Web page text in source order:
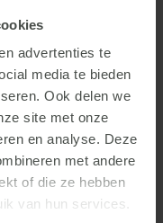
advertenties te
media te bieden
Ook delen we
site met onze
en analyse. Deze
met andere
of die ze hebben
van hun services.
nemen onze
je door en wordt er
Waar nodig wordt
kunnen je
klimaat en